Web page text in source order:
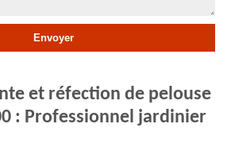
et réfection de pelouse
: Professionnel jardinier